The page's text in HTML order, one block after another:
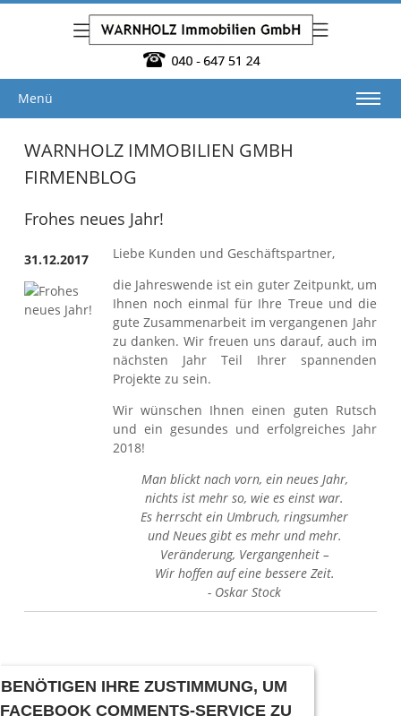
Menü
WARNHOLZ IMMOBILIEN GMBH
FIRMENBLOG
Frohes neues Jahr!
31.12.2017
Liebe Kunden und Geschäftspartner,
die Jahreswende ist ein guter Zeitpunkt, um
Ihnen noch einmal für Ihre Treue und die
gute Zusammenarbeit im vergangenen Jahr
zu danken. Wir freuen uns darauf, auch im
nächsten Jahr Teil Ihrer spannenden
Projekte zu sein.
Wir wünschen Ihnen einen guten Rutsch
und ein gesundes und erfolgreiches Jahr
2018!
Man blickt nach vorn, ein neues Jahr,
nichts ist mehr so, wie es einst war.
Es herrscht ein Umbruch, ringsumher
und Neues gibt es mehr und mehr.
Veränderung, Vergangenheit –
Wir hoffen auf eine bessere Zeit.
- Oskar Stock
IHRE ZUSTIMMUNG, UM
COMMENTS-SERVICE ZU